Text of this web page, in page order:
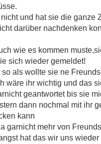
und hat sie die ganze
darüber nachdenken
wie es kommen
sich wieder gemeldet!
so als wollte sie ne
wäre ihr wichtig und das
geantwortet bis sie
dann nochmal mit ihr
kann
garnicht mehr von
hat das wir uns wieder